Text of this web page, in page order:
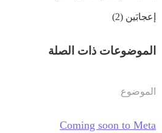
إعجابَين (2)
الموضوعات ذات الصلة
الموضوع
Coming soon to Meta